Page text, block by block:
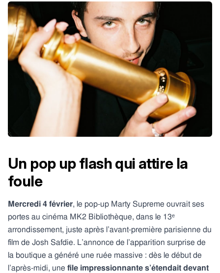
Un pop up flash qui attire la
foule
Mercredi 4 février, le pop-up Marty Supreme ouvrait ses
portes au cinéma MK2 Bibliothèque, dans le 13ᵉ
arrondissement, juste après l’avant-première parisienne du
film de Josh Safdie. L’annonce de l’apparition surprise de
la boutique a généré une ruée massive : dès le début de
l’après-midi, une file impressionnante s’étendait devant